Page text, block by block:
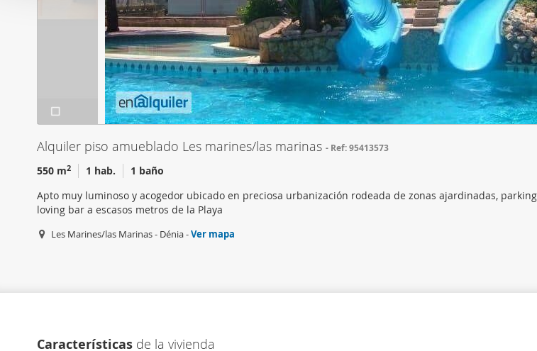
Las cookies de este sitio web se usan para personalizar el contenido
de redes sociales y analizar el tráfico. Además, compartimos
sitio web con nuestros partners de redes sociales, publicidad y
combinarla con otra información que les haya proporcionado o que
que haya hecho de sus servicios.
i
ó
n
d
e
c
o
s
t
m
Alquiler piso amueblado Les marines/las marinas Ref: 95413573
550 m2 1 hab.
1 baño
Apto muy luminoso y acogedor ubicado en preciosa urbanización rodeada de zonas ajardinadas,
loving bar a escasos metros de la Playa
Les Marines/las Marinas - Dénia -Ver mapa
Características de la vivienda